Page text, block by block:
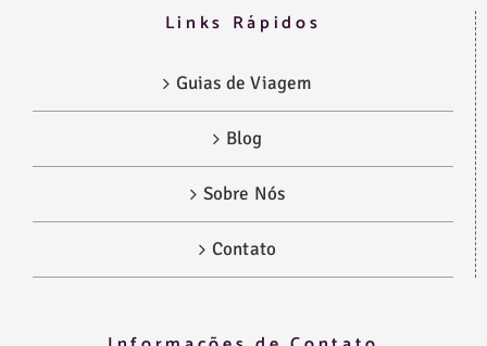
Links Rápidos
Guias de Viagem
Blog
Sobre Nós
Contato